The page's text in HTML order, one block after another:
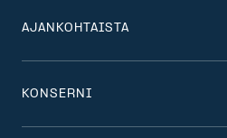
AJANKOHTAISTA
KONSERNI